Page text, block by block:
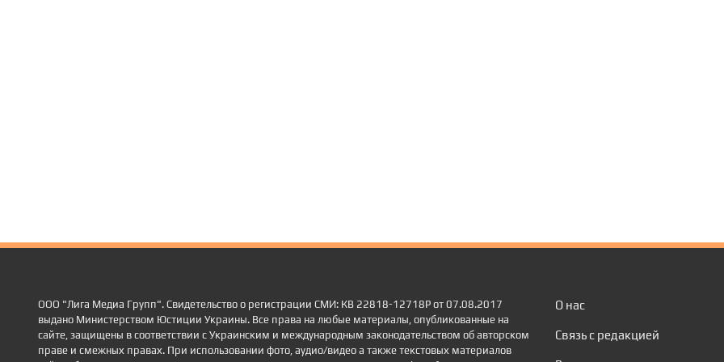
ООО "Лига Медиа Групп". Свидетельство о регистрации СМИ: КВ 22818-12718Р от 07.08.2017
выдано Министерством Юстиции Украины. Все права на любые материалы, опубликованные на
сайте, защищены в соответствии с Украинским и международным законодательством об авторском
праве и смежных правах. При использовании фото, аудио/видео а также текстовых материалов
О нас
Связь с редакцией